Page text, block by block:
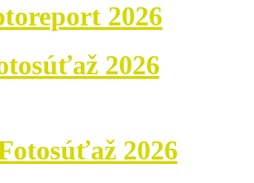
2026
2026
2026